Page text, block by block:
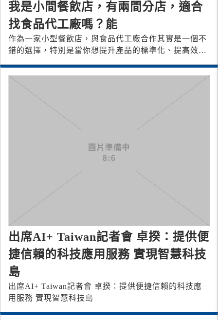
我是小間餐飲店，有兩間分店，適合
找食品代工廠嗎？能
作為一家小型餐飲店，與食品代工廠合作其實是一個不
錯的選擇，特別是當你想提升產品的標準化、提高效率
出席AI+ Taiwan記者會 卓揆：提供便
捷信賴的科技應用服務 實現智慧科技
島
出席AI+ Taiwan記者會 卓揆：提供便捷信賴的科技應
用服務 實現智慧科技島